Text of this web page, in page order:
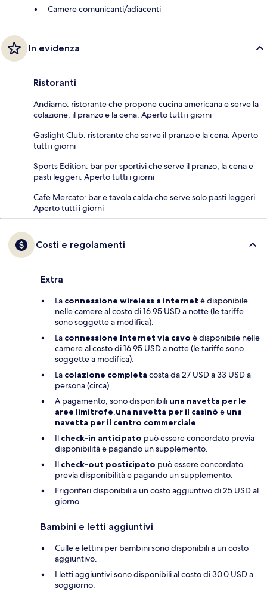
Camere comunicanti/adiacenti
In evidenza
Ristoranti
Andiamo: ristorante che propone cucina americana e serve la
colazione, il pranzo e la cena. Aperto tutti i giorni
Gaslight Club: ristorante che serve il pranzo e la cena. Aperto
tutti i giorni
Sports Edition: bar per sportivi che serve il pranzo, la cena e
pasti leggeri. Aperto tutti i giorni
Cafe Mercato: bar e tavola calda che serve solo pasti leggeri.
Aperto tutti i giorni
Costi e regolamenti
Extra
La connessione wireless a internet è disponibile
nelle camere al costo di 16.95 USD a notte (le tariffe
sono soggette a modifica).
La connessione Internet via cavo è disponibile nelle
camere al costo di 16.95 USD a notte (le tariffe sono
soggette a modifica).
La colazione completa costa da 27 USD a 33 USD a
persona (circa).
A pagamento, sono disponibili una navetta per le
aree limitrofe,una navetta per il casinò e una
navetta per il centro commerciale.
Il check-in anticipato può essere concordato previa
disponibilità e pagando un supplemento.
Il check-out posticipato può essere concordato
previa disponibilità e pagando un supplemento.
Frigoriferi disponibili a un costo aggiuntivo di 25 USD al
giorno.
Bambini e letti aggiuntivi
Culle e lettini per bambini sono disponibili a un costo
aggiuntivo.
I letti aggiuntivi sono disponibili al costo di 30.0 USD a
soggiorno.